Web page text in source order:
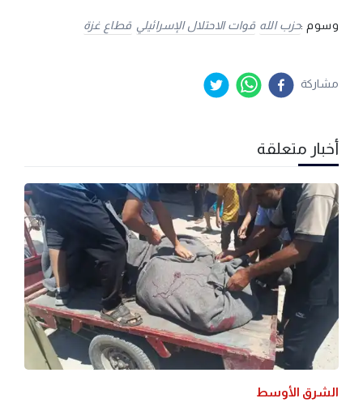
وسوم :حزب الله قوات الاحتلال الإسرائيلي قطاع غزة
مشاركة
أخبار متعلقة
الشرق الأوسط